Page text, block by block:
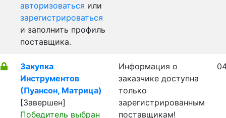
авторизоваться или
зарегистрироваться
и заполнить профиль
поставщика.
Закупка
Инструментов
(Пуансон, Матрица)
[Завершен]
Победитель выбран
Информация о
заказчике доступна
только
зарегистрированным
поставщикам!